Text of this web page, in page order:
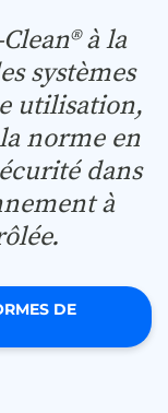
à la
systèmes
utilisation,
norme en
dans
à
DE